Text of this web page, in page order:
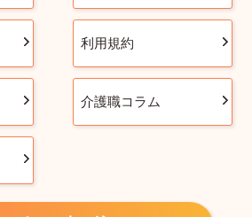
利用規約
介護職コラム